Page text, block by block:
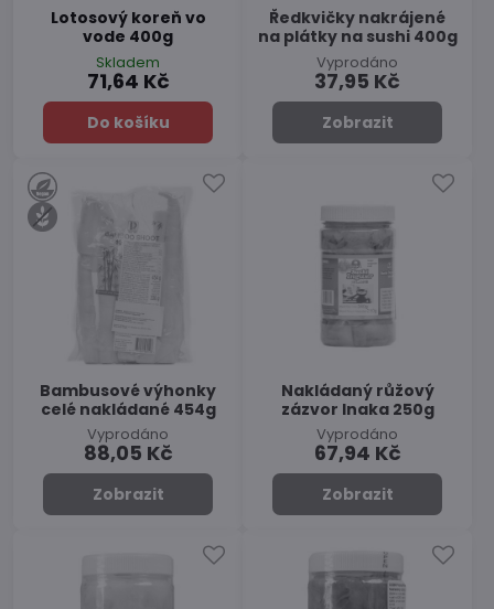
Lotosový koreň vo
vode 400g
Skladem
71,64 Kč
Do košíku
Ředkvičky nakrájené
na plátky na sushi 400g
Vyprodáno
37,95 Kč
Zobrazit
Bambusové výhonky
celé nakládané 454g
Vyprodáno
88,05 Kč
Zobrazit
Nakládaný růžový
zázvor Inaka 250g
Vyprodáno
67,94 Kč
Zobrazit